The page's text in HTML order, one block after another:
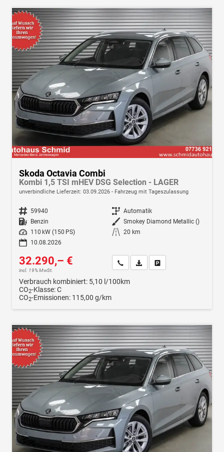
Skoda Octavia Combi
Kombi 1,5 TSI mHEV DSG Selection - LAGER
unverbindliche Lieferzeit: 03.09.2026 Fahrzeug mit Tageszulassung
Fahrzeugnr. 59940 Getriebe Automatik
Kraftstoff Benzin Außenfarbe Smokey Diamond Metallic ()
Leistung
110 kW (150 PS) Kilometerstand 20 km
10.08.2026
32.290,– €
incl. 19% MwSt.
Wir rufen Sie anFahrzeugexposé (PDF)
Verbrauch kombiniert: 5,10 l/100km
CO2-Klasse:C
CO2-Emissionen: 115,00 g/km